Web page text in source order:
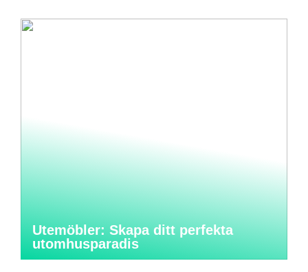
Utemöbler: Skapa ditt perfekta
utomhusparadis